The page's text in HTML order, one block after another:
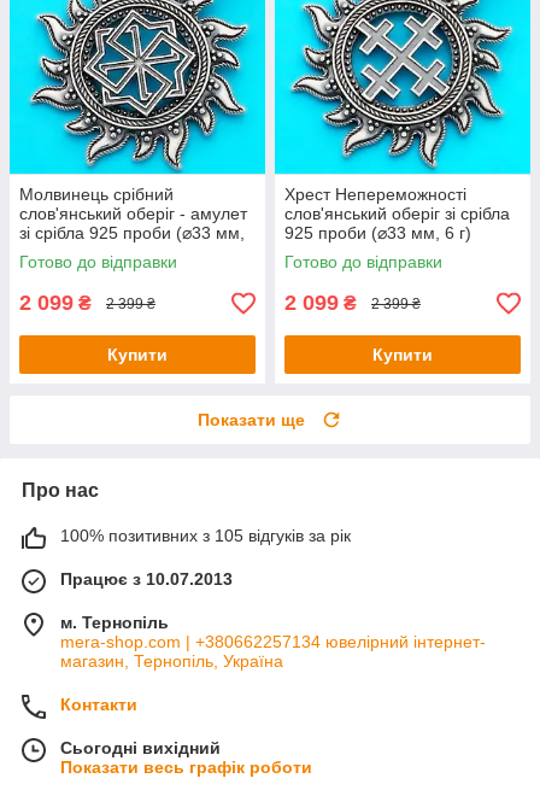
Молвинець срібний
слов'янський оберіг - амулет
зі срібла 925 проби (⌀33 мм,
6 г)
Готово до відправки
2 099 ₴ 2 399 ₴
Купити
Хрест Непереможності
слов'янський оберіг зі срібла
925 проби (⌀33 мм, 6 г)
Готово до відправки
2 099 ₴ 2 399 ₴
Купити
Показати ще
Про нас
100% позитивних з 105 відгуків за рік
Працює з 10.07.2013
м. Тернопіль
mera-shop.com | +380662257134 ювелірний інтернет-
магазин, Тернопіль, Україна
Контакти
Сьогодні вихідний
Показати весь графік роботи